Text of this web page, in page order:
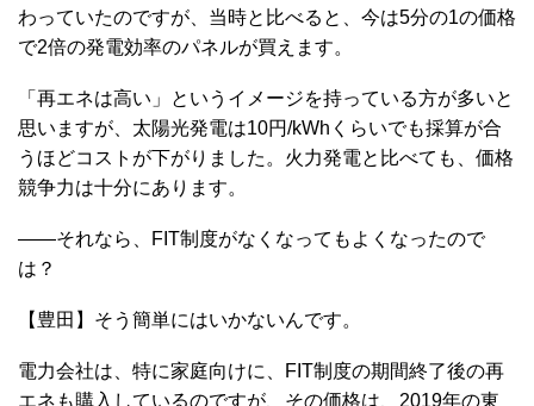
わっていたのですが、当時と比べると、今は5分の1の価格
で2倍の発電効率のパネルが買えます。
「再エネは高い」というイメージを持っている方が多いと
思いますが、太陽光発電は10円/kWhくらいでも採算が合
うほどコストが下がりました。火力発電と比べても、価格
競争力は十分にあります。
――それなら、FIT制度がなくなってもよくなったので
は？
【豊田】そう簡単にはいかないんです。
電力会社は、特に家庭向けに、FIT制度の期間終了後の再
エネも購入しているのですが、その価格は、2019年の東